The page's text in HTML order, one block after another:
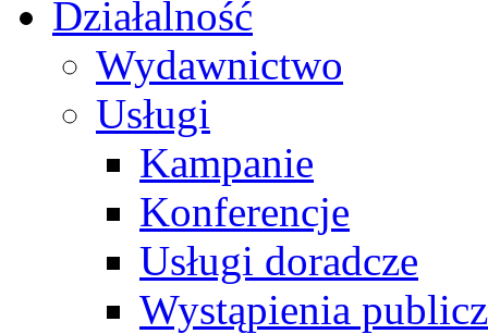
Działalność
Wydawnictwo
Usługi
Kampanie
Konferencje
Usługi doradcze
Wystąpienia